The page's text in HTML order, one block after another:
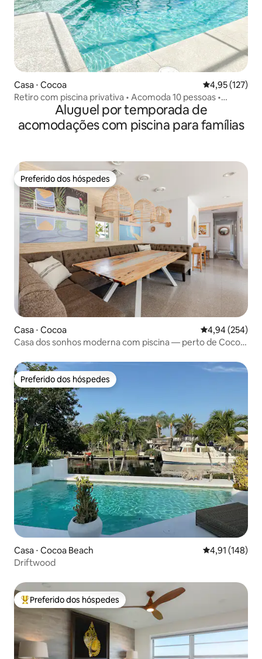
Casa ⋅ Cocoa 4,95 de uma
4,95 (127)
Retiro com piscina privativa • Acomoda 10 pessoas •
Aceita animais de estimação
Aluguel por temporada de
acomodações com piscina para famílias
Preferido dos hóspedes
Preferido dos hóspedes
Casa ⋅ Cocoa 4,94 de uma
4,94 (254)
Casa dos sonhos moderna com piscina — perto de Cocoa
Preferido dos hóspedes
Preferido dos hóspedes
Casa ⋅ Cocoa Beach 4,91 de uma
4,91 (148)
Driftwood
Entre os melhores preferidos dos hóspedes
Preferido dos hóspedes